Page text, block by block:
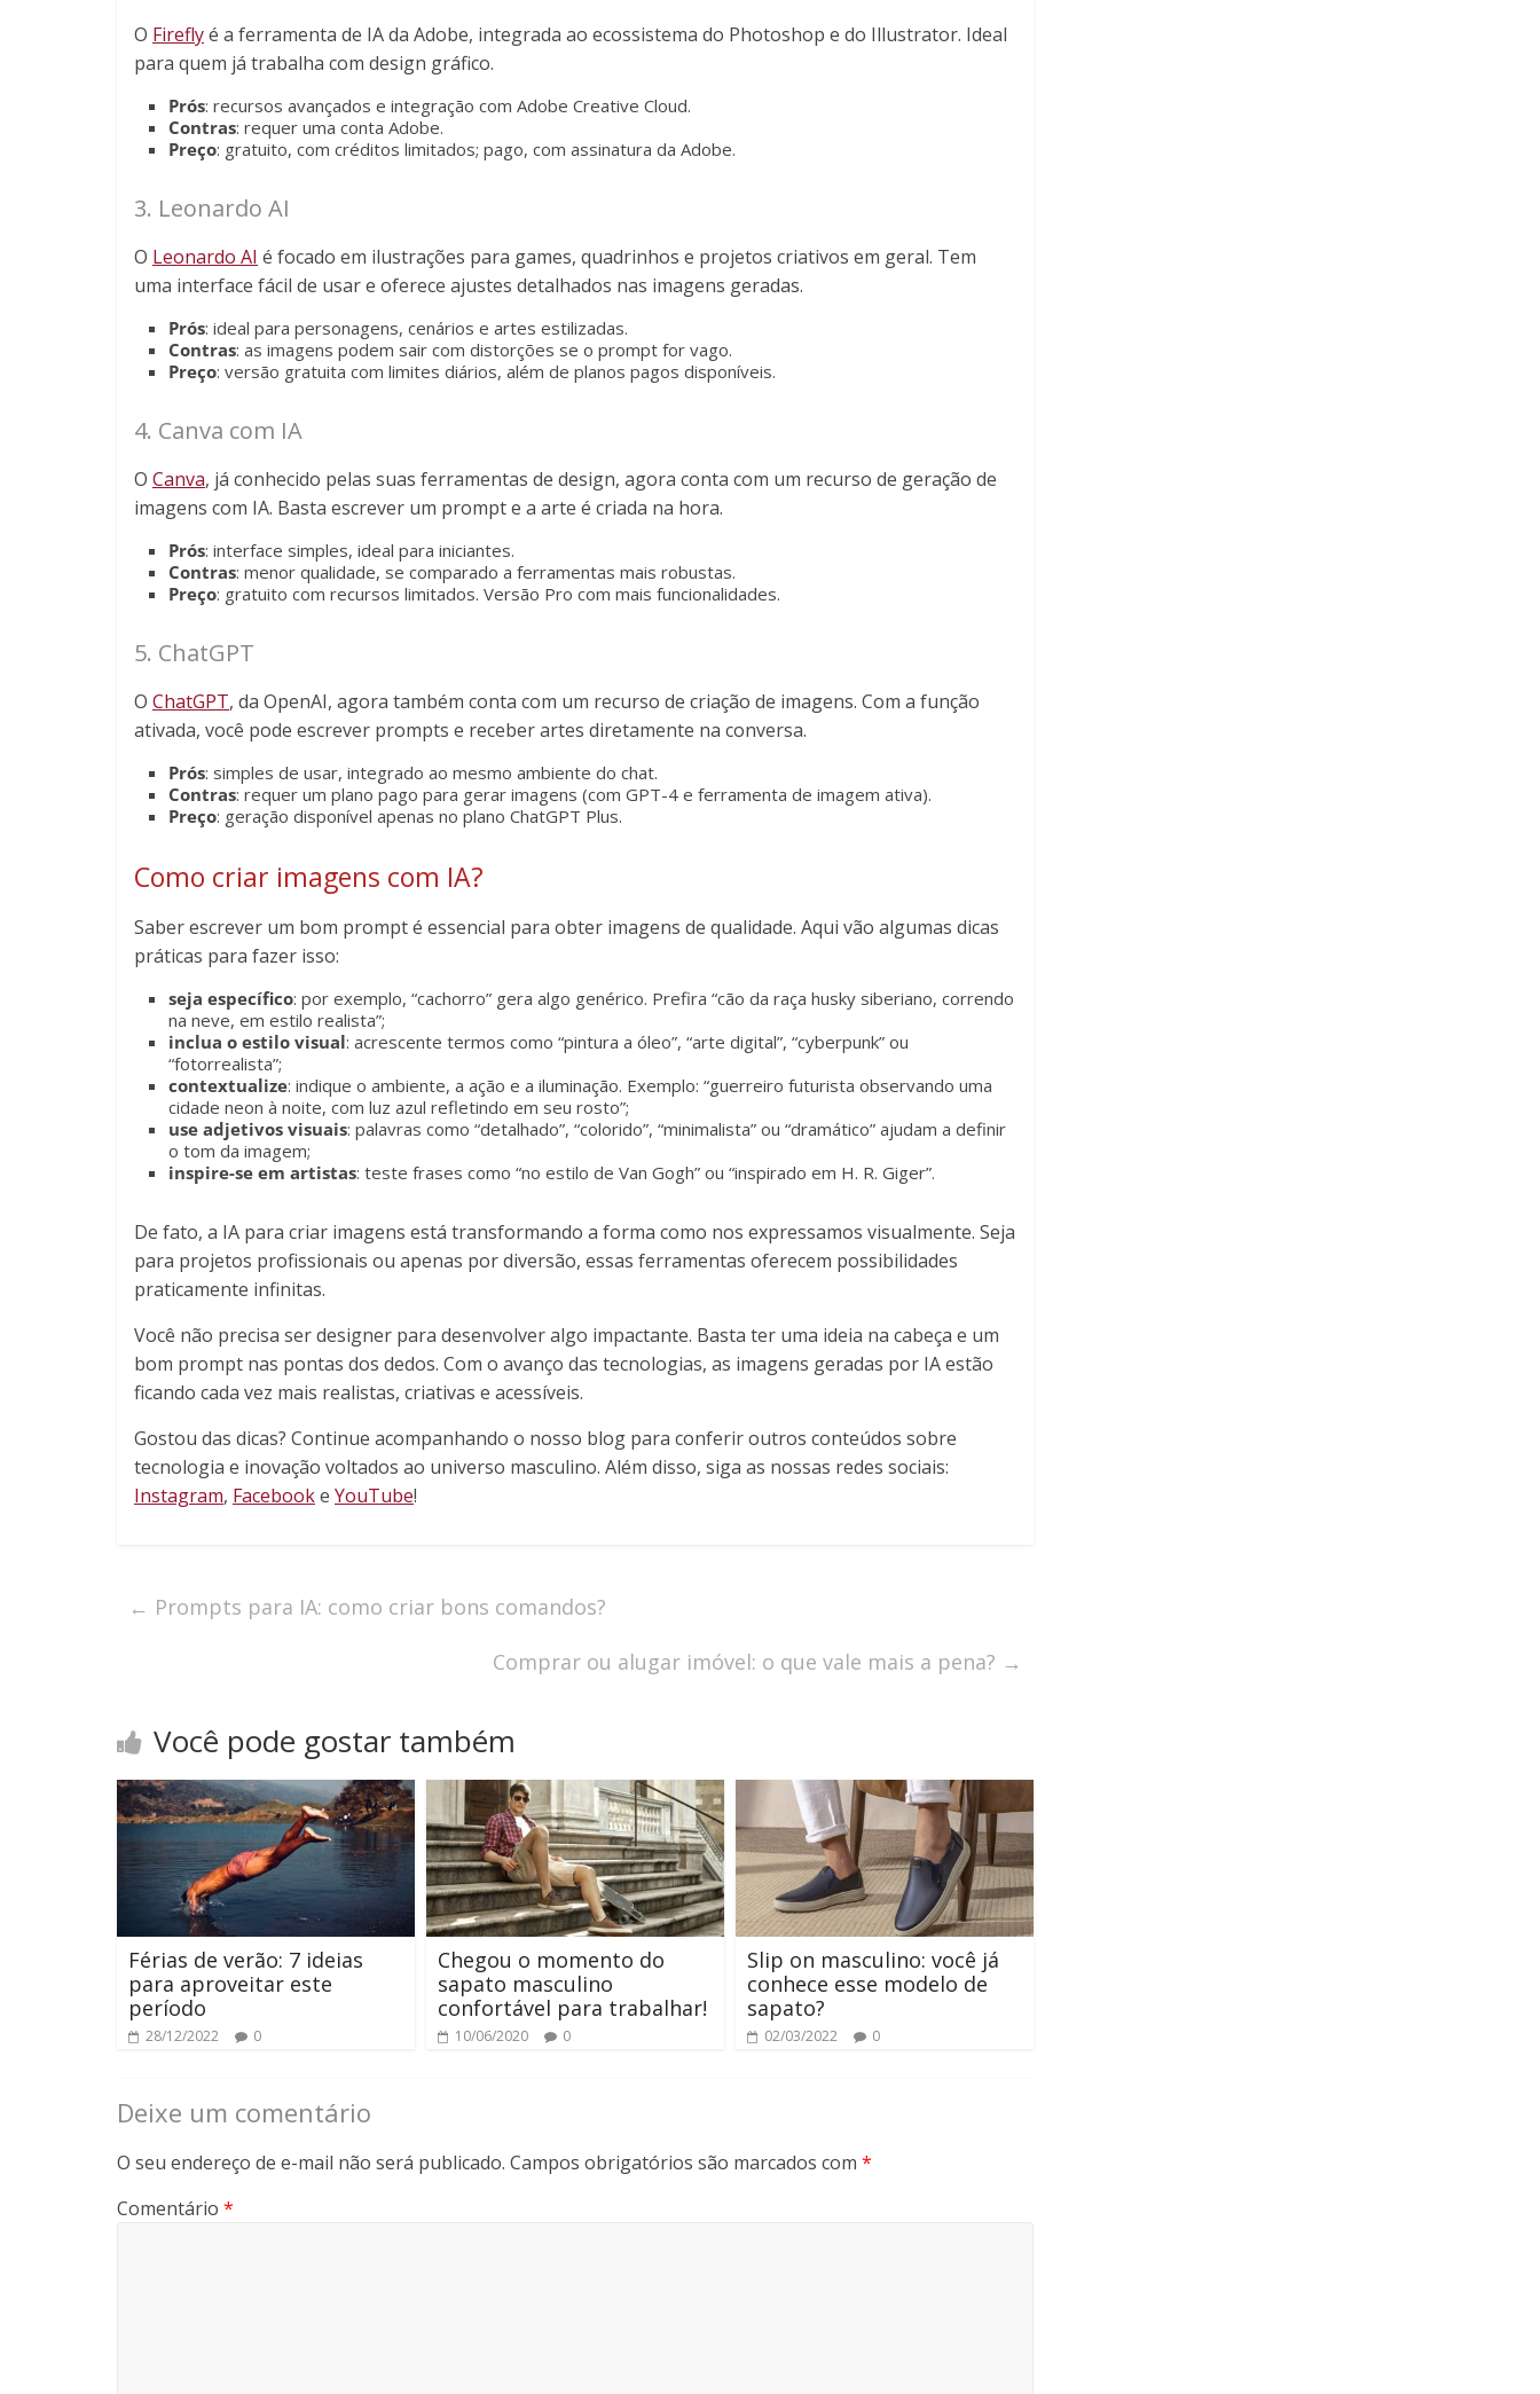
O Fireflyé a ferramenta de IA da Adobe, integrada ao ecossistema do Photoshop e do Illustrator. Ideal
para quem já trabalha com design gráfico.
Prós: recursos avançados e integração com Adobe Creative Cloud.
Contras: requer uma conta Adobe.
Preço: gratuito, com créditos limitados; pago, com assinatura da Adobe.
3. Leonardo AI
O Leonardo AI é focado em ilustrações para games, quadrinhos e projetos criativos em geral. Tem
uma interface fácil de usar e oferece ajustes detalhados nas imagens geradas.
Prós: ideal para personagens, cenários e artes estilizadas.
Contras: as imagens podem sair com distorções se o prompt for vago.
Preço: versão gratuita com limites diários, além de planos pagos disponíveis.
4. Canva com IA
O Canva, já conhecido pelas suas ferramentas de design, agora conta com um recurso de geração de
imagens com IA. Basta escrever um prompt e a arte é criada na hora.
Prós: interface simples, ideal para iniciantes.
Contras: menor qualidade, se comparado a ferramentas mais robustas.
Preço: gratuito com recursos limitados. Versão Pro com mais funcionalidades.
5. ChatGPT
O ChatGPT, da OpenAI, agora também conta com um recurso de criação de imagens. Com a função
ativada, você pode escrever prompts e receber artes diretamente na conversa.
Prós: simples de usar, integrado ao mesmo ambiente do chat.
Contras: requer um plano pago para gerar imagens (com GPT-4 e ferramenta de imagem ativa).
Preço: geração disponível apenas no plano ChatGPT Plus.
Como criar imagens com IA?
Saber escrever um bom prompt é essencial para obter imagens de qualidade. Aqui vão algumas dicas
práticas para fazer isso:
seja específico: por exemplo, “cachorro” gera algo genérico. Prefira “cão da raça husky siberiano, correndo
na neve, em estilo realista”;
inclua o estilo visual: acrescente termos como “pintura a óleo”, “arte digital”, “cyberpunk” ou
“fotorrealista”;
contextualize: indique o ambiente, a ação e a iluminação. Exemplo: “guerreiro futurista observando uma
cidade neon à noite, com luz azul refletindo em seu rosto”;
use adjetivos visuais: palavras como “detalhado”, “colorido”, “minimalista” ou “dramático” ajudam a definir
o tom da imagem;
inspire-se em artistas: teste frases como “no estilo de Van Gogh” ou “inspirado em H. R. Giger”.
De fato, a IA para criar imagens está transformando a forma como nos expressamos visualmente. Seja
para projetos profissionais ou apenas por diversão, essas ferramentas oferecem possibilidades
praticamente infinitas.
Você não precisa ser designer para desenvolver algo impactante. Basta ter uma ideia na cabeça e um
bom prompt nas pontas dos dedos. Com o avanço das tecnologias, as imagens geradas por IA estão
ficando cada vez mais realistas, criativas e acessíveis.
Gostou das dicas? Continue acompanhando o nosso blog para conferir outros conteúdos sobre
tecnologia e inovação voltados ao universo masculino. Além disso, siga as nossas redes sociais:
Instagram, Facebooke YouTube!
← Prompts para IA: como criar bons comandos?
Comprar ou alugar imóvel: o que vale mais a pena? →
Você pode gostar também
Férias de verão: 7 ideias
para aproveitar este
período
28/12/2022 0
Chegou o momento do
sapato masculino
confortável para trabalhar!
10/06/2020 0
Slip on masculino: você já
conhece esse modelo de
sapato?
02/03/2022 0
Deixe um comentário
O seu endereço de e-mail não será publicado. Campos obrigatórios são marcados com *
Comentário *